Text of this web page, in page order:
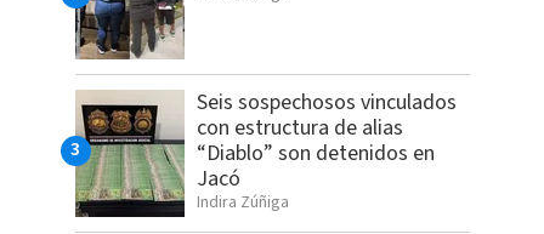
Seis sospechosos vinculados
con estructura de alias
“Diablo” son detenidos en
Jacó
Indira Zúñiga